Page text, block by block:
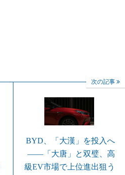
次の記事
BYD、「大漢」を投入へ
――「大唐」と双璧、高
級EV市場で上位進出狙う